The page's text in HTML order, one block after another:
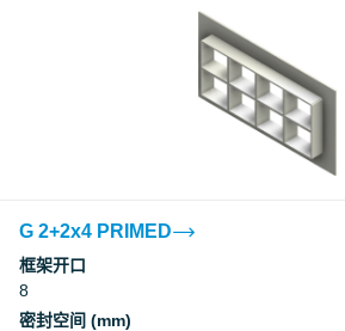
G 2+2x4 PRIMED
框架开口
8
密封空间 (mm)